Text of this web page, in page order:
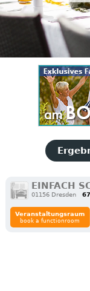
EINFACH
01156 Dresden
Veranstaltungsraum
book a functionroom